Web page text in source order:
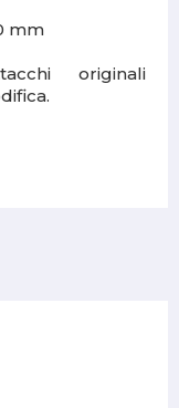
mm
originali